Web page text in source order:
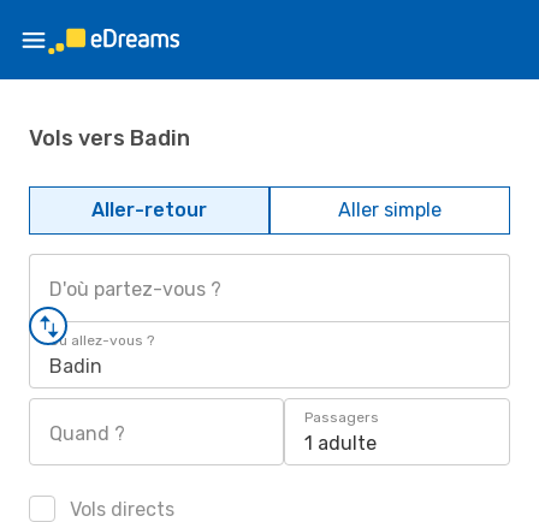
Vols vers Badin
Aller-retour Aller simple
D'où partez-vous ?
Où allez-vous ?
Badin
Quand ?
Passagers
1 adulte
Vols directs